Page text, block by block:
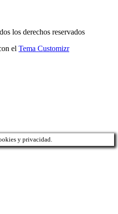
los derechos reservados
el Tema Customizr
y privacidad.